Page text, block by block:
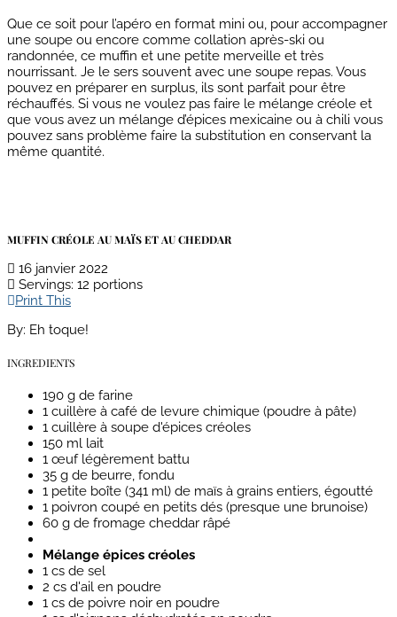
Que ce soit pour l’apéro en format mini ou, pour accompagner
une soupe ou encore comme collation après-ski ou
randonnée, ce muffin et une petite merveille et très
nourrissant. Je le sers souvent avec une soupe repas. Vous
pouvez en préparer en surplus, ils sont parfait pour être
réchauffés. Si vous ne voulez pas faire le mélange créole et
que vous avez un mélange d’épices mexicaine ou à chili vous
pouvez sans problème faire la substitution en conservant la
même quantité.
MUFFIN CRÉOLE AU MAÏS ET AU CHEDDAR
16 janvier 2022
Servings: 12 portions
Print This
By: Eh toque!
INGREDIENTS
190 g de farine
1 cuillère à café de levure chimique (poudre à pâte)
1 cuillère à soupe d'épices créoles
150 ml lait
1 œuf légèrement battu
35 g de beurre, fondu
1 petite boîte (341 ml) de maïs à grains entiers, égoutté
1 poivron coupé en petits dés (presque une brunoise)
60 g de fromage cheddar râpé
Mélange épices créoles
1 cs de sel
2 cs d'ail en poudre
1 cs de poivre noir en poudre